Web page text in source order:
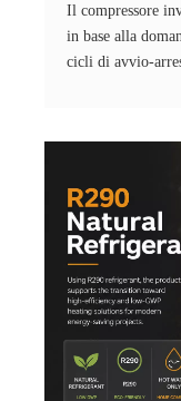
Il compressore
in base alla
cicli di avvio-